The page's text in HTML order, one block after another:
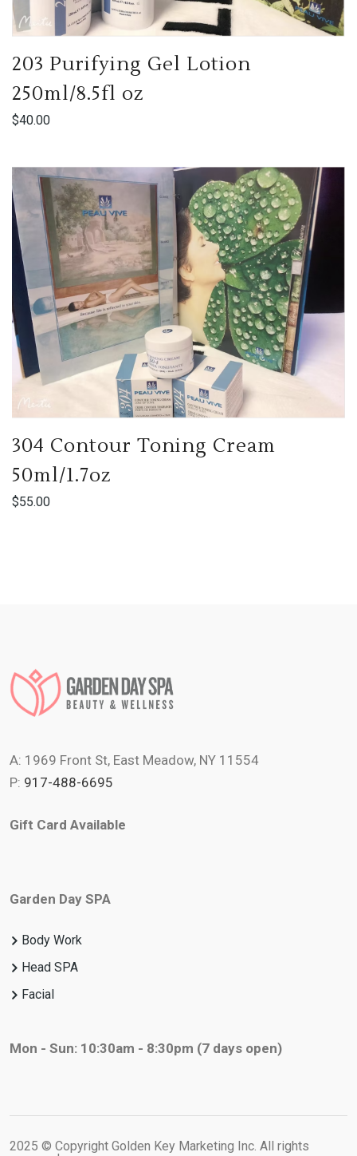
203 Purifying Gel Lotion
250ml/8.5fl oz
$40.00
304 Contour Toning Cream
50ml/1.7oz
$55.00
A: 1969 Front St, East Meadow, NY 11554
P: 917-488-6695
Gift Card Available
Garden Day SPA
Body Work
Head SPA
Facial
Mon - Sun: 10:30am - 8:30pm (7 days open)
2025 © Copyright Golden Key Marketing Inc. All rights